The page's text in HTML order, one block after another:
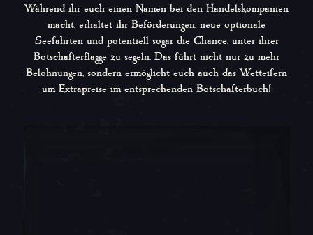
Während ihr euch einen Namen bei den Handelskompanien
macht, erhaltet ihr Beförderungen, neue optionale
Seefahrten und potentiell sogar die Chance, unter ihrer
Botschafterflagge zu segeln. Das führt nicht nur zu mehr
Belohnungen, sondern ermöglicht euch auch das Wetteifern
um Extrapreise im entsprechenden Botschafterbuch!